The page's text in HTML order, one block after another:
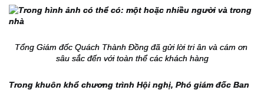
Tổng Giám đốc Quách Thành Đồng đã gửi lời tri ân và cám ơn
sâu sắc đến với toàn thể các khách hàng
Trong khuôn khổ chương trình Hội nghị, Phó giám đốc Ban